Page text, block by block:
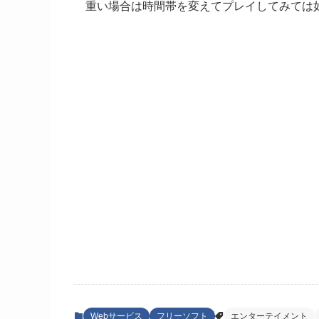
重い場合は時間帯を変えてプレイしてみては
Webサービス フリーソフト エンターテイメント